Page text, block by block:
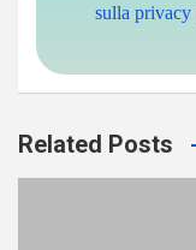
sulla privacy
Related Posts